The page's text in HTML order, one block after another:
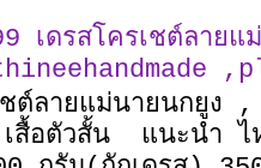
เดรสโครเชต์ลายแ
ชต์ลายแม่นายนกยูง
สื้อตัวสั้น แนะนำ ไ